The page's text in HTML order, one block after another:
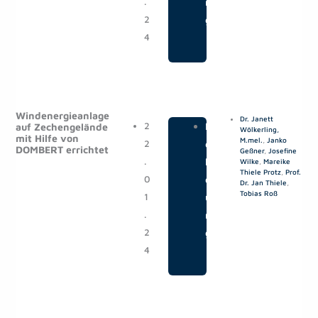
2
4
g
Windenergieanlage
auf Zechengelände
mit Hilfe von
DOMBERT errichtet
2
2
.
0
1
.
2
4
M
e
l
d
u
n
g
Dr. Janett
Wölkerling,
M.mel.
Janko
Geßner, Josefine
Wilke Mareike
Thiele Protz, Prof.
Dr. Jan Thiele
Tobias Roß